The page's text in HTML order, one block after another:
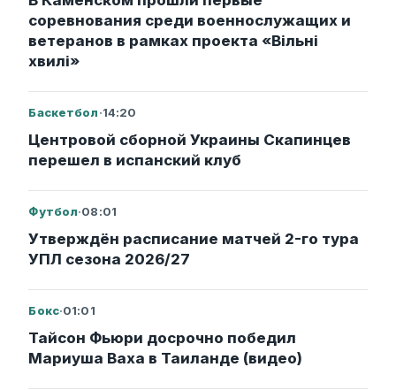
соревнования среди военнослужащих и
ветеранов в рамках проекта «Вільні
хвилі»
Баскетбол·14:20
Центровой сборной Украины Скапинцев
перешел в испанский клуб
Футбол·08:01
Утверждён расписание матчей 2-го тура
УПЛ сезона 2026/27
Бокс·01:01
Тайсон Фьюри досрочно победил
Мариуша Ваха в Таиланде (видео)